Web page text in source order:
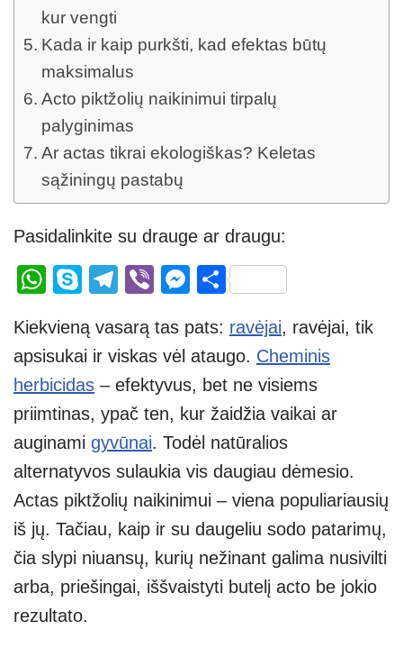
kur vengti
Kada ir kaip purkšti, kad efektas būtų
maksimalus
Acto piktžolių naikinimui tirpalų
palyginimas
Ar actas tikrai ekologiškas? Keletas
sąžiningų pastabų
Pasidalinkite su drauge ar draugu:
W
at
s
A
p
p
S
p
e
T
e
gr
a
m
Vi
er
M
ss
e
n
g
er
S
ar
e
Kiekvieną vasarą tas pats: ravėjai, ravėjai, tik
apsisukai ir viskas vėl ataugo. Cheminis
herbicidas – efektyvus, bet ne visiems
priimtinas, ypač ten, kur žaidžia vaikai ar
auginami gyvūnai. Todėl natūralios
alternatyvos sulaukia vis daugiau dėmesio.
Actas piktžolių naikinimui – viena populiariausių
iš jų. Tačiau, kaip ir su daugeliu sodo patarimų,
čia slypi niuansų, kurių nežinant galima nusivilti
arba, priešingai, iššvaistyti butelį acto be jokio
rezultato.